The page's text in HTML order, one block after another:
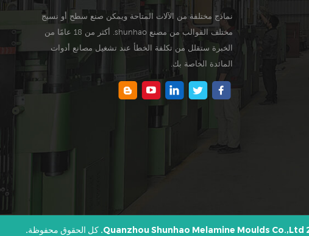
نماذج مختلفة من الآلات المتاحة ويمكن صنع سطح أو نسيج
مختلف القوالب من مصنع shunhao. أكثر من 18 عامًا من
الخبرة ستقلل من تكلفة الخطأ عند تشغيل مصانع أدوات
المائدة الخاصة بك.